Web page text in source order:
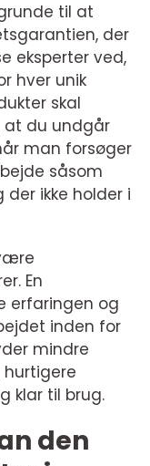
til at
der
eksperter ved,
hver unik
skal
at du undgår
man forsøger
såsom
ikke holder i
En
erfaringen og
inden for
mindre
klar til brug.
den